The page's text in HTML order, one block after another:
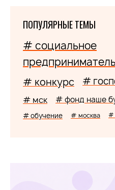
ПОПУЛЯРНЫЕ ТЕМЫ
# социальное
# конкурс #
# мск # фонд наше
# обучение # москва #